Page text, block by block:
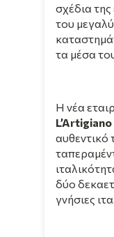
σχέδια της
του
τα μέσα
Η νέα
L’Artigiano
αυθεντικό
δύο
γνήσιες